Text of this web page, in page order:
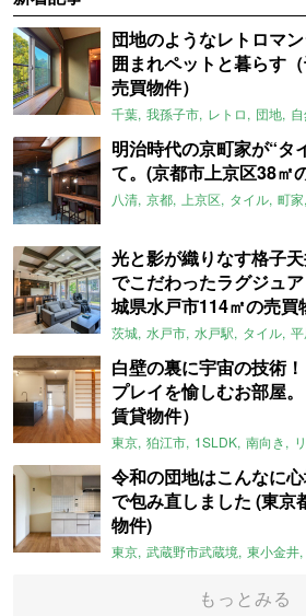
団地のようなレトロマ
囲まれペットと暮らす
売買物件）
千葉 我孫子市 レトロ 団地
明治時代の京町家が“タ
て。(京都市上京区38㎡
八清 京都 上京区 タイル 町家
光と影が織りなす格子
でこだわったラグジュ
城県水戸市114㎡の売買
茨城 水戸市 水戸駅 タイル
白壁の裏に宇宙の技術
プレイを愉しむお部屋
賃貸物件）
東京 狛江市 1SLDK 南向き
令和の団地はこんなに
で包み直しました (東京
物件)
東京 武蔵野市武蔵境 東小金井
もっとみる